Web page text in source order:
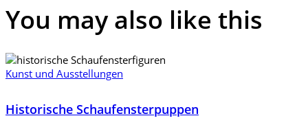
You may also like this
Kunst und Ausstellungen
Historische Schaufensterpuppen